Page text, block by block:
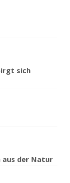
sich
aus der Natur